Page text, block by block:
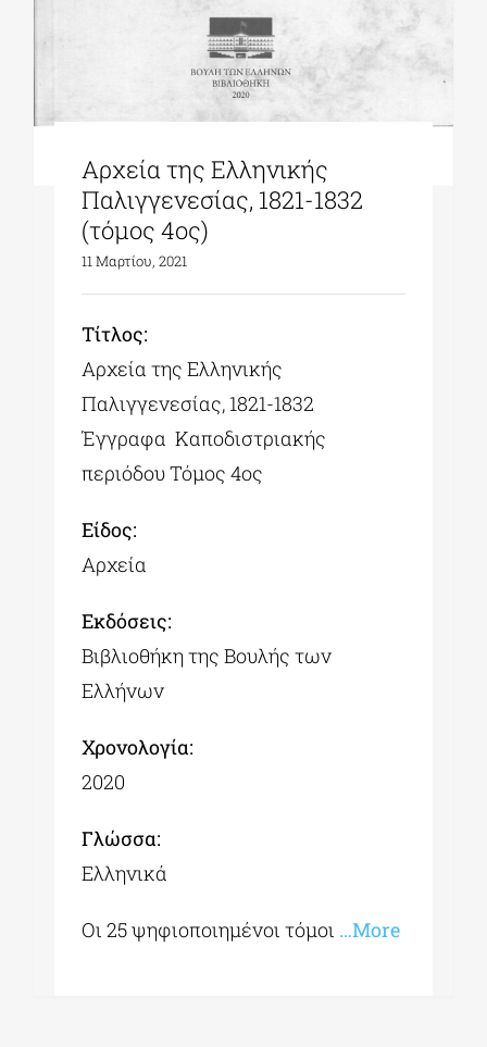
Αρχεία της Ελληνικής
Παλιγγενεσίας, 1821-1832
(τόμος 4ος)
11 Μαρτίου, 2021
Tίτλος:
Αρχεία της Ελληνικής
Παλιγγενεσίας, 1821-1832
Έγγραφα Καποδιστριακής
περιόδου Τόμος 4ος
Είδος:
Αρχεία
Εκδόσεις:
Βιβλιοθήκη της Βουλής των
Ελλήνων
Χρονολογία:
2020
Γλώσσα:
Ελληνικά
Οι 25 ψηφιοποιημένοι τόμοι …More